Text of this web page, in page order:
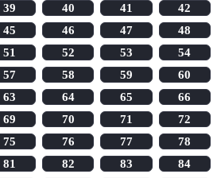
39 40 41
42
45 46 47
48
51 52 53
54
57 58 59
60
63 64 65
66
69 70 71
72
75 76 77
78
81 82 83
84